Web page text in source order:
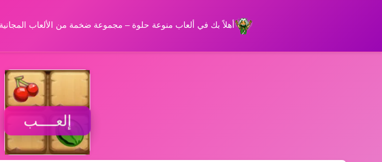
أهلاً بك في ألعاب منوعة حلوة – مجموعة ضخمة من الألعاب
إلعــــب